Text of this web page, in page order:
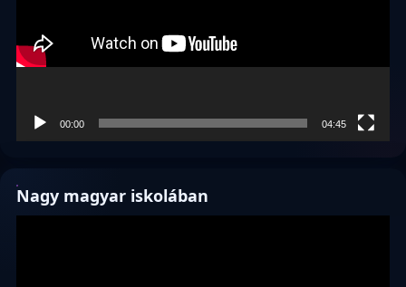
00:00 04:45
Nagy magyar iskolában